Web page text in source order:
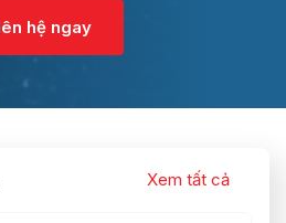
hệ ngay
Xem tất cả